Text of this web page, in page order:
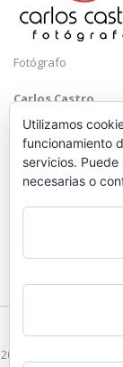
Fotógrafo
Carlos Castro
Málaga
Mobile: +34 652 83
2026 © Carlos Castro
Utilizamos
funcionamiento
servicios.
necesarias o